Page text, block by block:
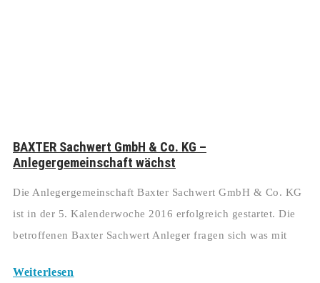
BAXTER Sachwert GmbH & Co. KG –
Anlegergemeinschaft wächst
Die Anlegergemeinschaft Baxter Sachwert GmbH & Co. KG
ist in der 5. Kalenderwoche 2016 erfolgreich gestartet. Die
betroffenen Baxter Sachwert Anleger fragen sich was mit
Weiterlesen